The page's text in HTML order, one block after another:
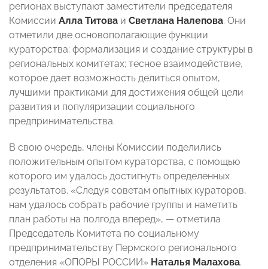
регионах выступают заместители председателя
Комиссии Алла Титова и Светлана Налепова. Они
отметили две основополагающие функции
кураторства: формализация и создание структуры в
региональных комитетах; тесное взаимодействие,
которое дает возможность делиться опытом,
лучшими практиками для достижения общей цели
развития и популяризации социального
предпринимательства.
В свою очередь, члены Комиссии поделились
положительным опытом кураторства, с помощью
которого им удалось достигнуть определенных
результатов. «Следуя советам опытных кураторов,
нам удалось собрать рабочие группы и наметить
план работы на полгода вперед», — отметила
Председатель Комитета по социальному
предпринимательству Пермского регионального
отделения «ОПОРЫ РОССИИ» Наталья Малахова.